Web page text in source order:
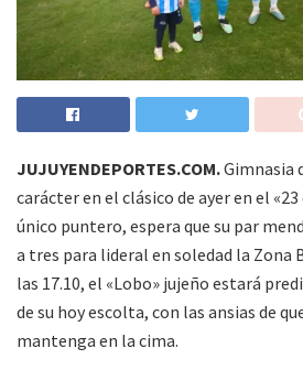
JUJUYENDEPORTES.COM.Gimnasia
carácter en el clásico de ayer en el
único puntero, espera que su par
a tres para lideral en soledad la Zona
las 17.10, el «Lobo» jujeño estará
de su hoy escolta, con las ansias de
mantenga en la cima.